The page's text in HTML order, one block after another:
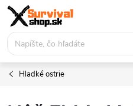
Prejsť
obsah
Hladké ostrie